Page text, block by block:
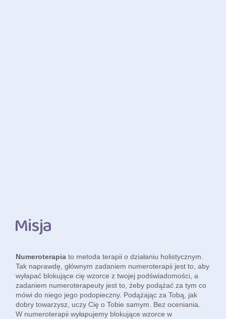
Misja
Numeroterapiato metoda terapii o działaniu holistycznym.
Tak naprawdę, głównym zadaniem numeroterapii jest to, aby
wyłapać blokujące cię wzorce z twojej podświadomości, a
zadaniem numeroterapeuty jest to, żeby podążać za tym co
mówi do niego jego podopieczny. Podążając za Tobą, jak
dobry towarzysz, uczy Cię o Tobie samym. Bez oceniania.
W numeroterapii wyłapujemy blokujące wzorce w